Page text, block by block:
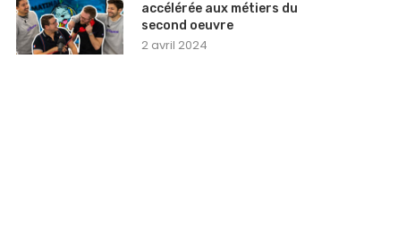
accélérée aux métiers du
second oeuvre
2 avril 2024